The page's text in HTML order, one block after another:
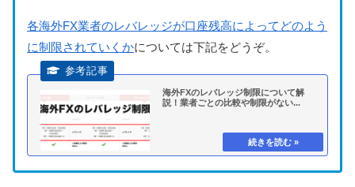
各海外FX業者のレバレッジが口座残高によってどのよう
に制限されていくかについては下記をどうぞ。
海外FXのレバレッジ制限について解
説！業者ごとの比較や制限がない...